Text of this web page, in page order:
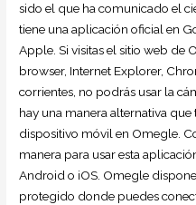
sido el que ha comunicado el
tiene una aplicación oficial en
Apple. Si visitas el sitio web de
browser, Internet Explorer,
corrientes, no podrás usar la
hay una manera alternativa
dispositivo móvil en Omegle.
manera para usar esta
Android o iOS. Omegle
protegido donde puedes